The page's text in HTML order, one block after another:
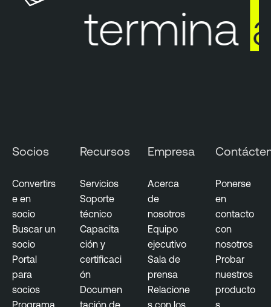
termina
Socios
Convertirs
e en
socio
Buscar un
socio
Portal
para
socios
Programa
Recursos
Servicios
Soporte
técnico
Capacita
ción y
certificaci
ón
Documen
tación de
Empresa
Acerca
de
nosotros
Equipo
ejecutivo
Sala de
prensa
Relacione
s con los
Ponerse
en
contacto
con
nosotros
Probar
nuestros
producto
s